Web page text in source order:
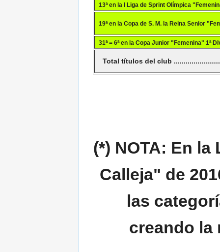
13ª en la I Liga de Sprint Olímpica
19ª en la Copa de S. M. la Reina Senior
31ª = 6ª en la Copa Junior "Femenina" 1ª
Total títulos del club
(*) NOTA: En la
Calleja" de
las
creando la